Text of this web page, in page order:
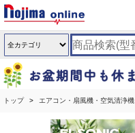
トップ エアコン・扇風機・空気清浄機